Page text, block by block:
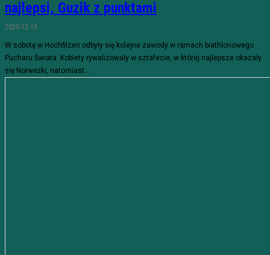
najlepsi, Guzik z punktami
2020-12-13
W sobotę w Hochfilzen odbyły się kolejne zawody w ramach biathlonowego
Pucharu Świata. Kobiety rywalizowały w sztafecie, w której najlepsze okazały
się Norweżki, natomiast...